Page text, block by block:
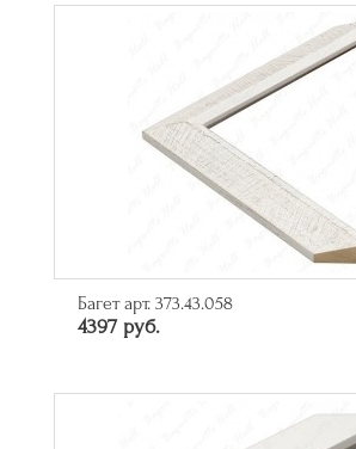
Багет арт. 373.43.058
4397 руб.